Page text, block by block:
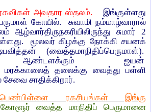
அவதார ஸ்தலம்.
இங்குள்ளது
கோயில். சுவாமி நம்மாழ்வாரால்
சுமார் 2
மூலவர் கிழக்கு நோக்கி சயனக்
(வைத்தமாநிதிப்பெருமாள்).
ஆண்டளக்கும் ஐயன்
தலைக்கு வைத்து பள்ளி
சாதிக்கிறார்.
பெண்பிள்ளை ரகசியங்கள் இங்கு
வைத்த மாநிதிப் பெருமானை